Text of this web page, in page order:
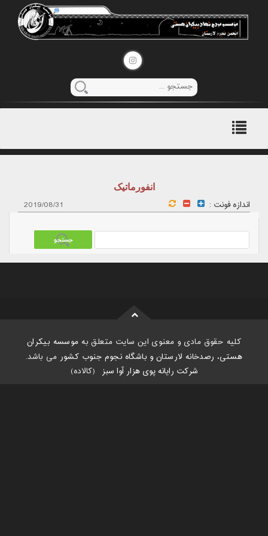
منوی
اصلی
انفورماتیک
اندازه فونت : 2019/08/31
کلیه حقوق مادی و معنوی این سایت متعلق به موسسه بیکران
هستی، رصدخانه لارستان و باشگاه نجوم جنوب کشور می باشد.
شرکت رایانه پوی هزار آوا سبز (کالاده)